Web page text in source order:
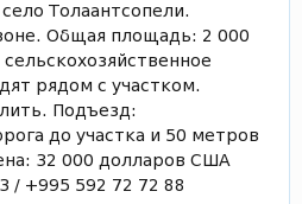
Толаантсопели.
Общая площадь: 2 000
рядом с участком.
Подъезд:
до участка и 50 метров
32 000 долларов США
/ +995 592 72 72 88